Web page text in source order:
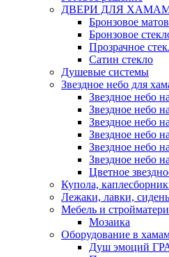
ДВЕРИ ДЛЯ
Бронзовое
Бронзовое
Прозрачное
Сатин стекло
Душевые системы
Звездное небо для
Звездное небо
Звездное небо
Звездное небо
Звездное небо
Звездное небо
Звездное небо
Цветное
Купола,
Лежаки, лавки,
Мебель и
Мозаика
Оборудование в
Душ эмоций